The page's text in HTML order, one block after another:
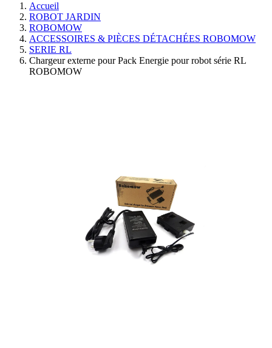
Accueil
ROBOT JARDIN
ROBOMOW
ACCESSOIRES & PIÈCES DÉTACHÉES ROBOMOW
SERIE RL
Chargeur externe pour Pack Energie pour robot série RL
ROBOMOW